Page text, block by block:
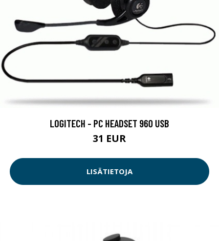
LOGITECH - PC HEADSET 960 USB
31 EUR
LISÄTIETOJA